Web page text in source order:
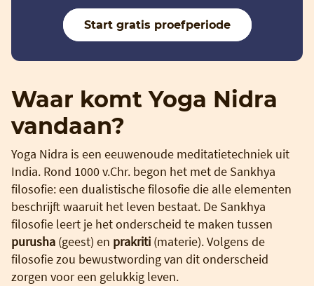
Start gratis proefperiode
Waar komt Yoga Nidra
vandaan?
Yoga Nidra is een eeuwenoude meditatietechniek uit
India. Rond 1000 v.Chr. begon het met de Sankhya
filosofie: een dualistische filosofie die alle elementen
beschrijft waaruit het leven bestaat. De Sankhya
filosofie leert je het onderscheid te maken tussen
purusha (geest) en prakriti (materie). Volgens de
filosofie zou bewustwording van dit onderscheid
zorgen voor een gelukkig leven.